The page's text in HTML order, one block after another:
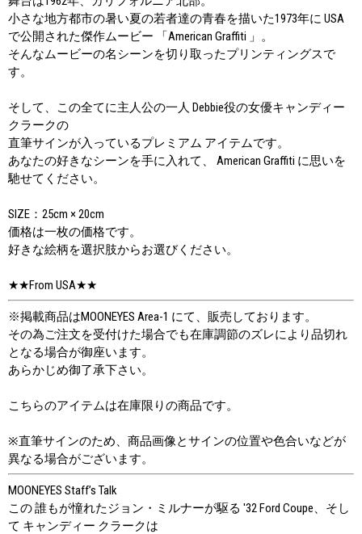
小さな地方都市の暑い夏の若者達の青春を描いた1973年に USA
で公開された傑作ムービー 「American Graffiti 」。
そんなムービーの名シーンを切り取ったプリンティングスで
す。
そして、この全てに主人公の一人 Debbie役の女優キャンディー
クラークの
直筆サインが入っているプレミアム アイテムです。
あなたの好きなシーンを手に入れて、 American Graffiti に思いを
馳せてください。
SIZE：25cm × 20cm
価格は一枚の価格です。
好きな絵柄を選択肢からお選びください。
★★From USA★★
※掲載商品はMOONEYES Area-1 にて、販売しております。
その為ご注文を受付けた場合でも在庫調節のズレにより品切れ
となる場合が御座います。
あらかじめ御了承下さい。
こちらのアイテムは在庫限りの商品です。
※直筆サインのため、商品画像とサインの位置や色合いなどが
異なる場合がございます。
MOONEYES Staff’s Talk
この 誰もが憧れたジョン・ミルナーが駆る '32 Ford Coupe、そし
て キャンディー クラークは